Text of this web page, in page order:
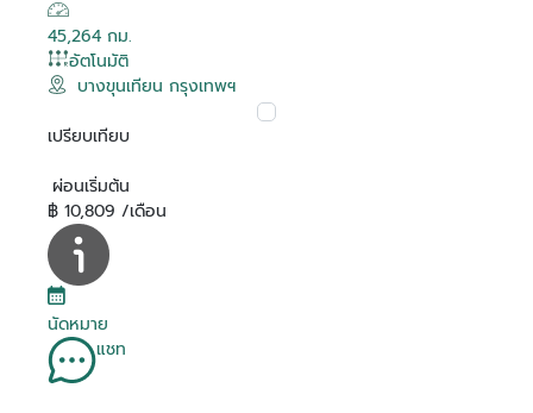
45,264 กม.
อัตโนมัติ
บางขุนเทียน กรุงเทพฯ
เปรียบเทียบ
ผ่อนเริ่มต้น
฿ 10,809 /เดือน
นัดหมาย
แชท